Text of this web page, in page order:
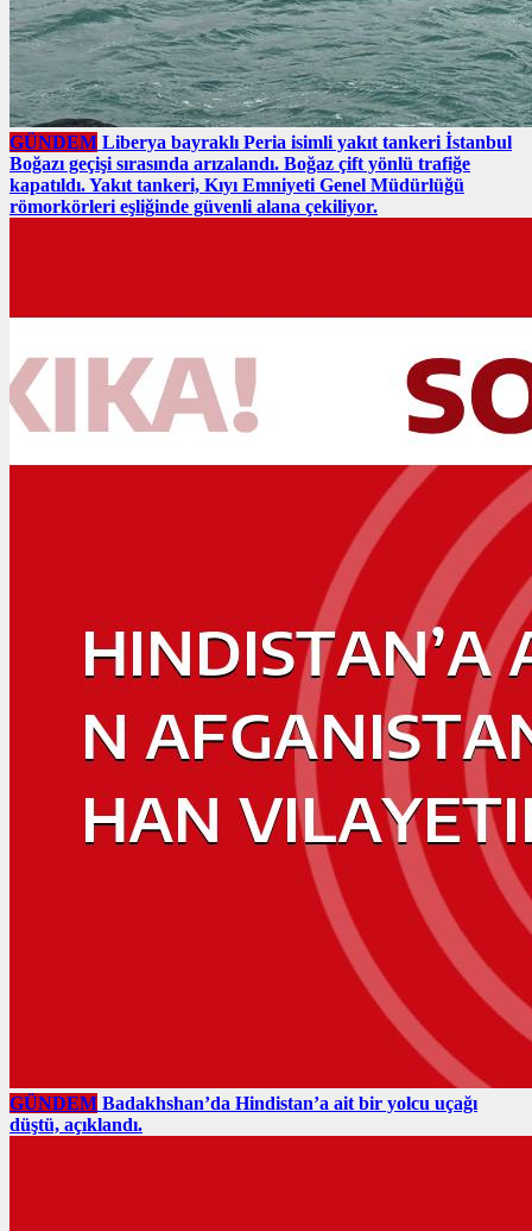
GÜNDEM Liberya bayraklı Peria isimli yakıt tankeri İstanbul
Boğazı geçişi sırasında arızalandı. Boğaz çift yönlü trafiğe
kapatıldı. Yakıt tankeri, Kıyı Emniyeti Genel Müdürlüğü
römorkörleri eşliğinde güvenli alana çekiliyor.
GÜNDEM Badakhshan’da Hindistan’a ait bir yolcu uçağı
düştü, açıklandı.